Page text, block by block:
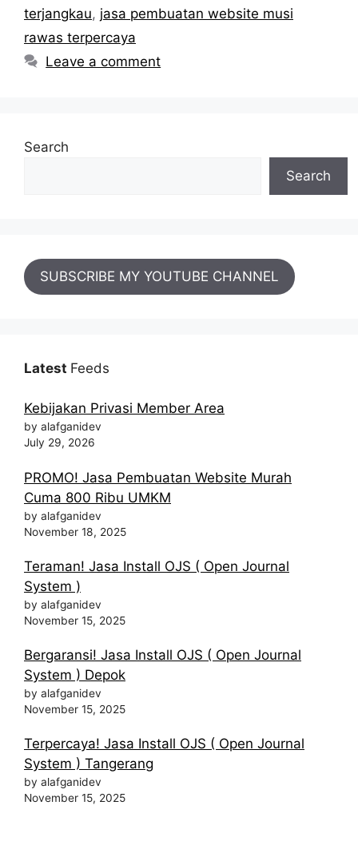
terjangkau, jasa pembuatan website musi
rawas terpercaya
Leave a comment
Search
Search
SUBSCRIBE MY YOUTUBE CHANNEL
Latest Feeds
Kebijakan Privasi Member Area
by alafganidev
July 29, 2026
PROMO! Jasa Pembuatan Website Murah
Cuma 800 Ribu UMKM
by alafganidev
November 18, 2025
Teraman! Jasa Install OJS ( Open Journal
System )
by alafganidev
November 15, 2025
Bergaransi! Jasa Install OJS ( Open Journal
System ) Depok
by alafganidev
November 15, 2025
Terpercaya! Jasa Install OJS ( Open Journal
System ) Tangerang
by alafganidev
November 15, 2025